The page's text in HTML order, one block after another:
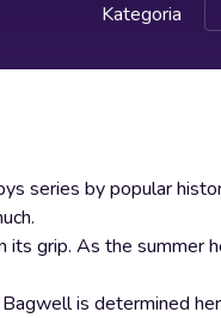
Kategoria
series by popular
its grip. As the
is determined